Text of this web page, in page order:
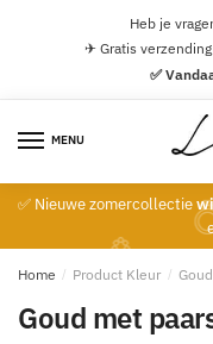
Heb je
✈ Gratis
✅
MENU
✅ Nieuwe zomercollectie
Home / Product Kleur /
Goud met